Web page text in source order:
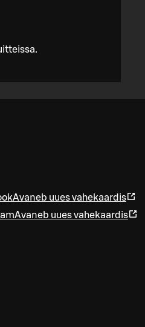
Avaneb uues vahekaardis
Avaneb uues vahekaardis